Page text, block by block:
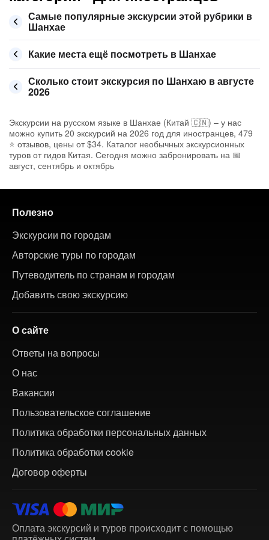
Самые популярные экскурсии этой рубрики в
Шанхае
Какие места ещё посмотреть в Шанхае
Сколько стоит экскурсия по Шанхаю в августе
2026
Экскурсии на русском языке в Шанхае (Китай 🇨🇳) – у нас
можно купить 20 экскурсий на 2026 год для иностранцев, 479
⭐ отзывов, цены от $34. Каталог необычных экскурсионных
туров от гидов Китая. Сегодня можно забронировать на 📅
август, сентябрь и октябрь
Полезно
Экскурсии по городам
Авторские туры по городам
Путеводитель по странам и городам
Добавить свою экскурсию
О сайте
Ответы на вопросы
О нас
Вакансии
Пользовательское соглашение
Политика обработки персональных данных
Политика обработки cookie
Договор оферты
Оплата экскурсий и туров происходит с помощью